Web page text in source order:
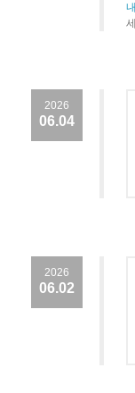
2026
06.04
2026
06.02